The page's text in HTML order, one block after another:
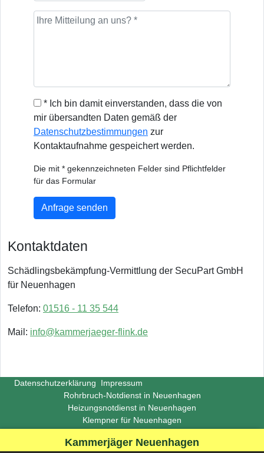
Kammerjäger Neuenhagen
* Ich bin damit einverstanden, dass die von
mir übersandten Daten gemäß der
Datenschutzbestimmungen zur
Kontaktaufnahme gespeichert werden.
Die mit * gekennzeichneten Felder sind Pflichtfelder
für das Formular
Anfrage senden
Kontaktdaten
Schädlingsbekämpfung-Vermittlung der SecuPart GmbH
für Neuenhagen
Telefon: 01516 - 11 35 544
Mail: info@kammerjaeger-flink.de
Datenschutzerklärung
Impressum
Rohrbruch-Notdienst in Neuenhagen
Heizungsnotdienst in Neuenhagen
Klempner für Neuenhagen
(Last update 2026-06-29)